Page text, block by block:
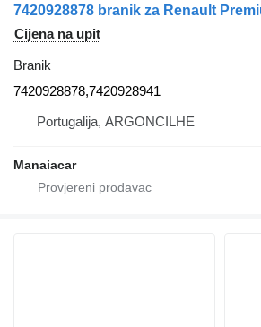
7420928878 branik za Renault
Cijena na upit
Branik
7420928878,7420928941
Portugalija, ARGONCILHE
Manaiacar